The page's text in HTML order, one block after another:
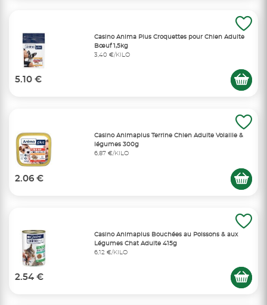
Casino Anima Plus Croquettes pour Chien Adulte
Bœuf 1,5kg
3,40 €/KILO
5.10 €
Casino Animaplus Terrine Chien Adulte Volaille &
légumes 300g
6,87 €/KILO
2.06 €
Casino Animaplus Bouchées au Poissons & aux
Légumes Chat Adulte 415g
6,12 €/KILO
2.54 €